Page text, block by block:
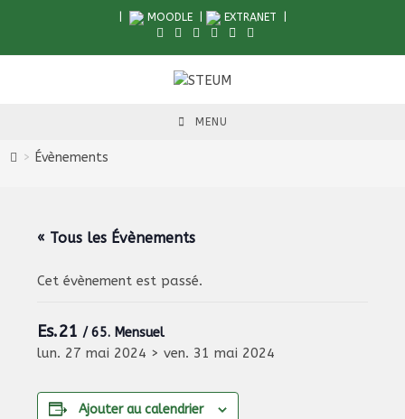
MOODLE| EXTRANET
MENU
> Évènements
« Tous les Évènements
Cet évènement est passé.
Es.21 / 65. Mensuel
lun. 27 mai 2024 >ven. 31 mai 2024
Ajouter au calendrier